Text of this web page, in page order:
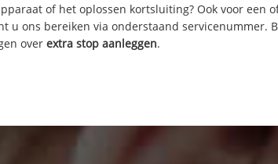
of het oplossen kortsluiting? Ook voor een
u ons bereiken via onderstaand servicenummer.
overextra stop aanleggen.